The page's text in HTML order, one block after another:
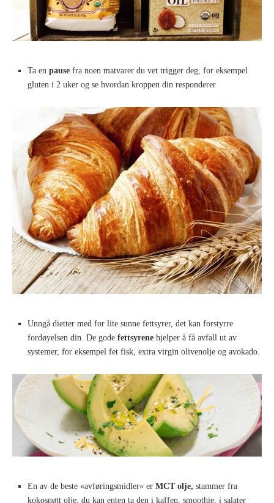
Ta en pause fra noen matvarer du vet trigger deg, for eksempel
gluten i 2 uker og se hvordan kroppen din responderer
Unngå dietter med for lite sunne fettsyrer, det kan forstyrre
fordøyelsen din. De gode fettsyrene hjelper å få avfall ut av
systemer, for eksempel fet fisk, extra virgin olivenolje og avokado.
En av de beste «avføringsmidler» er MCT olje, stammer fra
kokosnøtt olje, du kan enten ta den i kaffen, smoothie, i salater